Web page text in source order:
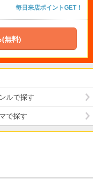
毎日来店ポイントGET！
(無料)
ルで探す
で探す